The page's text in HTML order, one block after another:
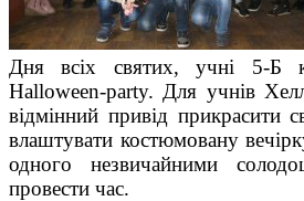
Дня всіх святих, учні 5-Б
Halloween-party. Для учнів
відмінний привід прикрасити
влаштувати костюмовану
одного незвичайними
провести час.